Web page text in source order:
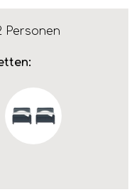
Personen